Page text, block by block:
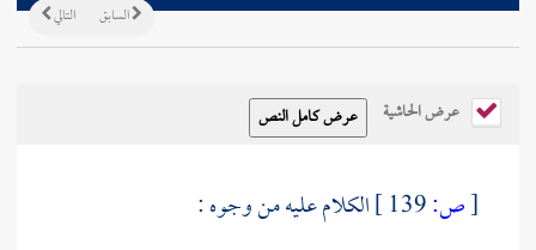
التالي السابق
عرض الحاشية
[ص:
الكلام عليه من وجوه :